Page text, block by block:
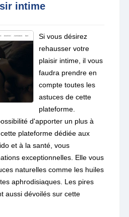
intime
Si vous désirez
rehausser votre
plaisir intime, il vous
faudra prendre en
compte toutes les
astuces de cette
plateforme.
d'apporter un plus à
plateforme dédiée aux
et à la santé, vous
exceptionnelles. Elle vous
naturelles comme les huiles
aphrodisiaques. Les pires
aussi dévoilés sur cette